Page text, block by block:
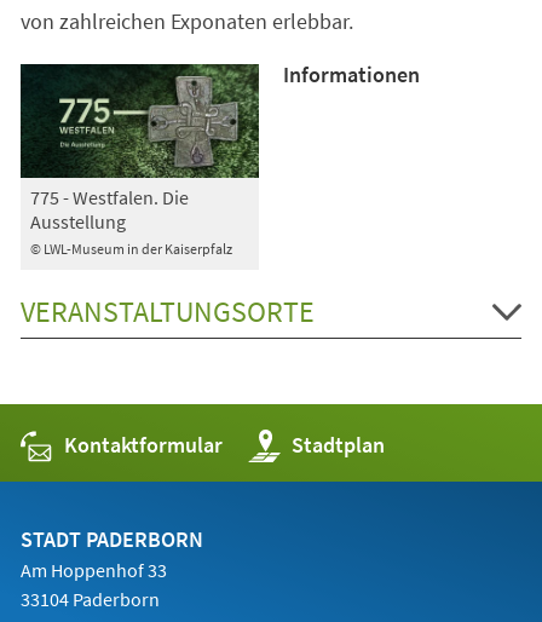
von zahlreichen Exponaten erlebbar.
© LWL-Museum in der Kaiserpfalz
775 - Westfalen. Die
Ausstellung
Informationen
VERANSTALTUNGSORTE
Kontaktformular Stadtplan
(Öffnet
in
einem
STADT PADERBORN
Am Hoppenhof 33
33104 Paderborn